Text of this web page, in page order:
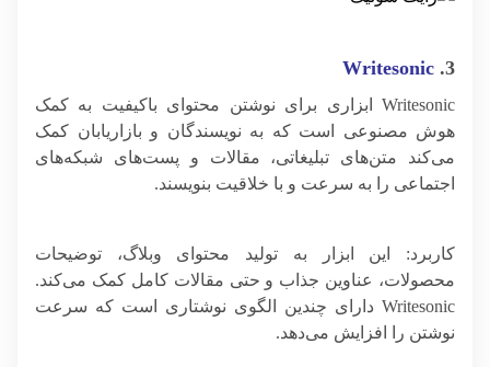
3.
Writesonic
Writesonic ابزاری برای نوشتن محتوای باکیفیت به کمک
هوش مصنوعی است که به نویسندگان و بازاریابان کمک
می‌کند متن‌های تبلیغاتی، مقالات و پست‌های شبکه‌های
اجتماعی را به سرعت و با خلاقیت بنویسند.
کاربرد: این ابزار به تولید محتوای وبلاگ، توضیحات
محصولات، عناوین جذاب و حتی مقالات کامل کمک می‌کند.
Writesonic دارای چندین الگوی نوشتاری است که سرعت
نوشتن را افزایش می‌دهد.